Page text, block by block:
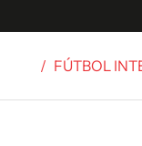
/ FÚTBOL